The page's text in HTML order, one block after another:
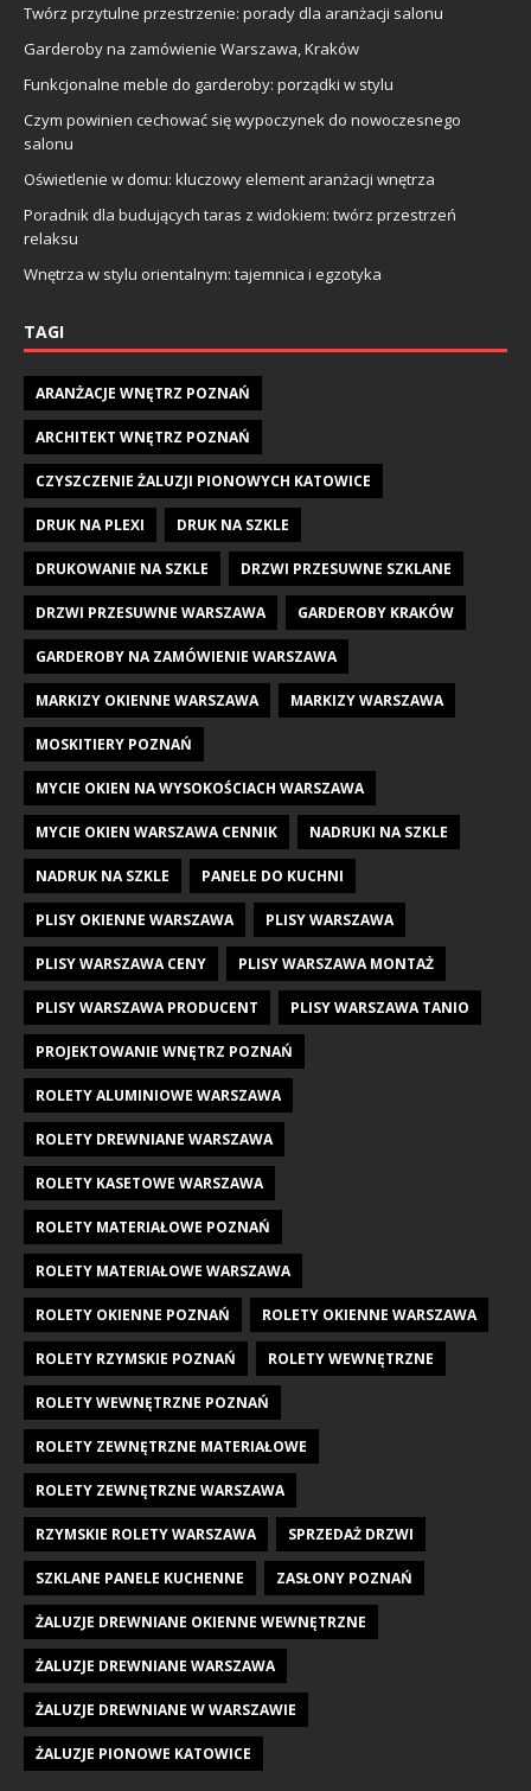
Twórz przytulne przestrzenie: porady dla aranżacji salonu
Garderoby na zamówienie Warszawa, Kraków
Funkcjonalne meble do garderoby: porządki w stylu
Czym powinien cechować się wypoczynek do nowoczesnego
salonu
Oświetlenie w domu: kluczowy element aranżacji wnętrza
Poradnik dla budujących taras z widokiem: twórz przestrzeń
relaksu
Wnętrza w stylu orientalnym: tajemnica i egzotyka
TAGI
ARANŻACJE WNĘTRZ POZNAŃ
ARCHITEKT WNĘTRZ POZNAŃ
CZYSZCZENIE ŻALUZJI PIONOWYCH KATOWICE
DRUK NA PLEXI DRUK NA SZKLE
DRUKOWANIE NA SZKLE DRZWI PRZESUWNE SZKLANE
DRZWI PRZESUWNE WARSZAWA GARDEROBY KRAKÓW
GARDEROBY NA ZAMÓWIENIE WARSZAWA
MARKIZY OKIENNE WARSZAWA MARKIZY WARSZAWA
MOSKITIERY POZNAŃ
MYCIE OKIEN NA WYSOKOŚCIACH WARSZAWA
MYCIE OKIEN WARSZAWA CENNIK NADRUKI NA SZKLE
NADRUK NA SZKLE PANELE DO KUCHNI
PLISY OKIENNE WARSZAWA PLISY WARSZAWA
PLISY WARSZAWA CENY PLISY WARSZAWA MONTAŻ
PLISY WARSZAWA PRODUCENT PLISY WARSZAWA TANIO
PROJEKTOWANIE WNĘTRZ POZNAŃ
ROLETY ALUMINIOWE WARSZAWA
ROLETY DREWNIANE WARSZAWA
ROLETY KASETOWE WARSZAWA
ROLETY MATERIAŁOWE POZNAŃ
ROLETY MATERIAŁOWE WARSZAWA
ROLETY OKIENNE POZNAŃ ROLETY OKIENNE WARSZAWA
ROLETY RZYMSKIE POZNAŃ ROLETY WEWNĘTRZNE
ROLETY WEWNĘTRZNE POZNAŃ
ROLETY ZEWNĘTRZNE MATERIAŁOWE
ROLETY ZEWNĘTRZNE WARSZAWA
RZYMSKIE ROLETY WARSZAWA SPRZEDAŻ DRZWI
SZKLANE PANELE KUCHENNE ZASŁONY POZNAŃ
ŻALUZJE DREWNIANE OKIENNE WEWNĘTRZNE
ŻALUZJE DREWNIANE WARSZAWA
ŻALUZJE DREWNIANE W WARSZAWIE
ŻALUZJE PIONOWE KATOWICE